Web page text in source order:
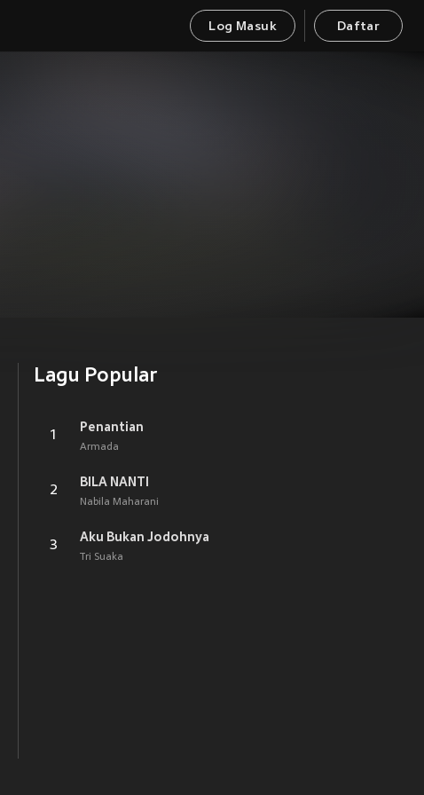
Log Masuk Daftar
Lagu Popular
1
Penantian
Armada
2
BILA NANTI
Nabila Maharani
3
Aku Bukan Jodohnya
Tri Suaka